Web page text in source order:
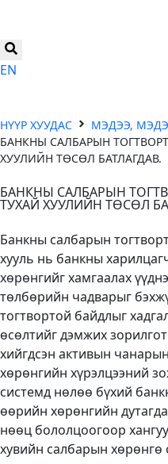
EN
НҮҮР ХУУДАС
МЭДЭЭ,
БАНКНЫ САЛБАРЫН
ХУУЛИЙН ТӨСӨЛ БАТЛАГДАВ.
БАНКНЫ САЛБАРЫН
ТУХАЙ ХУУЛИЙН ТӨСӨЛ
Банкны салбарын
хууль нь банкны
хөрөнгийг хамгаалах
төлбөрийн чадварыг
тогтвортой байдлыг
өсөлтийг дэмжих
хийгдсэн активын
хөрөнгийн хүрэлцээний
системд нөлөө бүхий
өөрийн хөрөнгийн
нөөц бололцоогоор
хувийн салбарын хөрөнгө